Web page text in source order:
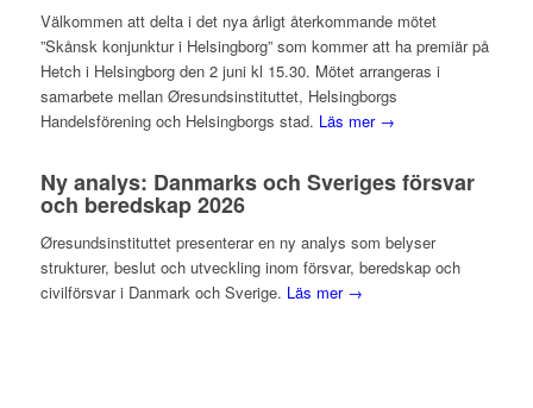
Välkommen att delta i det nya årligt återkommande mötet
”Skånsk konjunktur i Helsingborg” som kommer att ha premiär på
Hetch i Helsingborg den 2 juni kl 15.30. Mötet arrangeras i
samarbete mellan Øresundsinstituttet, Helsingborgs
Handelsförening och Helsingborgs stad. Läs mer →
Ny analys: Danmarks och Sveriges försvar
och beredskap 2026
Øresundsinstituttet presenterar en ny analys som belyser
strukturer, beslut och utveckling inom försvar, beredskap och
civilförsvar i Danmark och Sverige. Läs mer →